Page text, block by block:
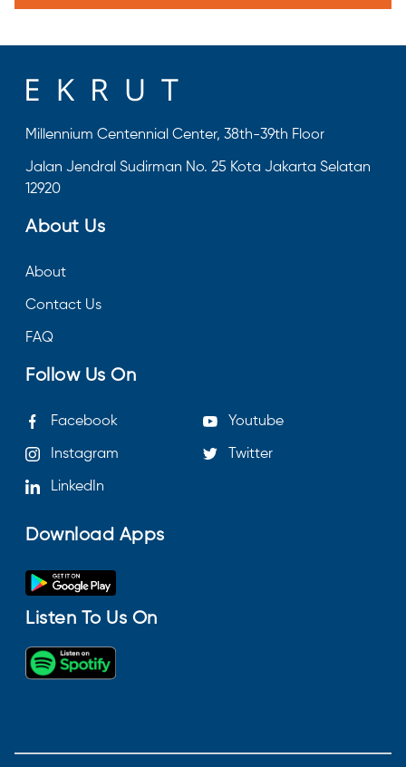
Millennium Centennial Center, 38th-39th Floor
Jalan Jendral Sudirman No. 25 Kota Jakarta Selatan
12920
About Us
About
Contact Us
FAQ
Follow Us On
Facebook Youtube
Instagram Twitter
LinkedIn
Download Apps
Listen To Us On